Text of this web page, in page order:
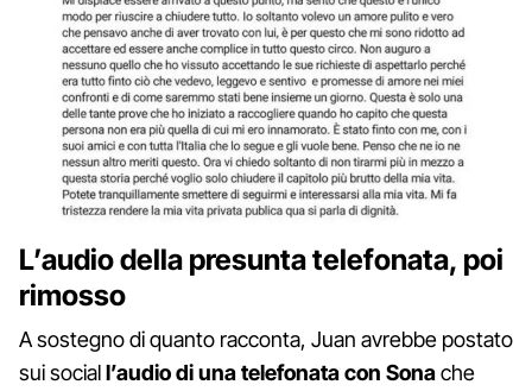
L’audio della presunta telefonata, poi
rimosso
A sostegno di quanto racconta, Juan avrebbe postato
sui sociall’audio di una telefonatacon Sonache